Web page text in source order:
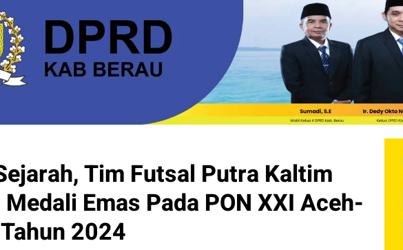
Tim Futsal Putra Kaltim
Emas Pada PON XXI Aceh-
2024